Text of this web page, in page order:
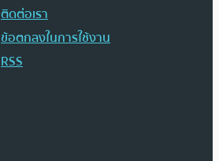
ติดต่อเรา
ข้อตกลงในการใช้งาน
RSS